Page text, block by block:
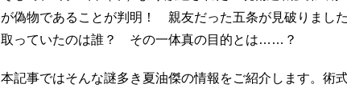
が偽物であることが判明！ 親友だった五条が見破りまし
取っていたのは誰？ その一体真の目的とは……？
本記事ではそんな謎多き夏油傑の情報をご紹介します。術